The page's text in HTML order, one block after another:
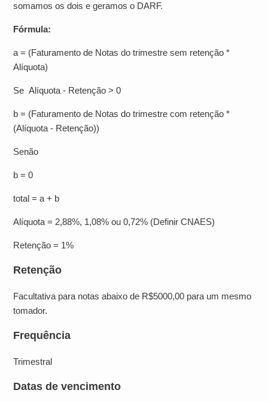
somamos os dois e geramos o DARF.
Fórmula:
a = (Faturamento de Notas do trimestre sem retenção *
Alíquota)
Se Alíquota - Retenção > 0
b = (Faturamento de Notas do trimestre com retenção *
(Alíquota - Retenção))
Senão
b = 0
total = a + b
Alíquota = 2,88%, 1,08% ou 0,72% (Definir CNAES)
Retenção = 1%
Retenção
Facultativa para notas abaixo de R$5000,00 para um mesmo
tomador.
Frequência
Trimestral
Datas de vencimento